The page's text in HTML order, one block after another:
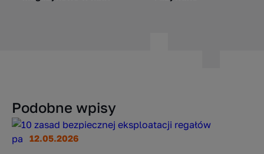
Podobne wpisy
12.05.2026